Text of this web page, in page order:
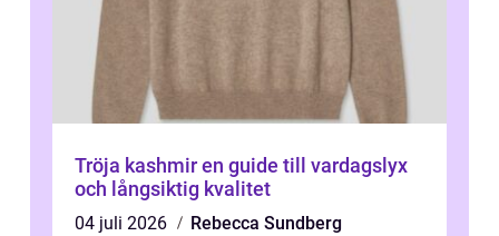
Tröja kashmir en guide till vardagslyx
och långsiktig kvalitet
04 juli 2026
Rebecca Sundberg